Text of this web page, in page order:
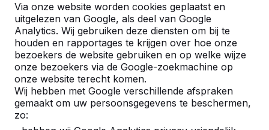
Via onze website worden cookies geplaatst en
uitgelezen van Google, als deel van Google
Analytics. Wij gebruiken deze diensten om bij te
houden en rapportages te krijgen over hoe onze
bezoekers de website gebruiken en op welke wijze
onze bezoekers via de Google-zoekmachine op
onze website terecht komen.
Wij hebben met Google verschillende afspraken
gemaakt om uw persoonsgegevens te beschermen,
zo:
03-06-2020
9
Van offerte tot afhandeling soepel en erg
klantvriendelijk.
De aflevering verliep professioneel! Super
geregeld!